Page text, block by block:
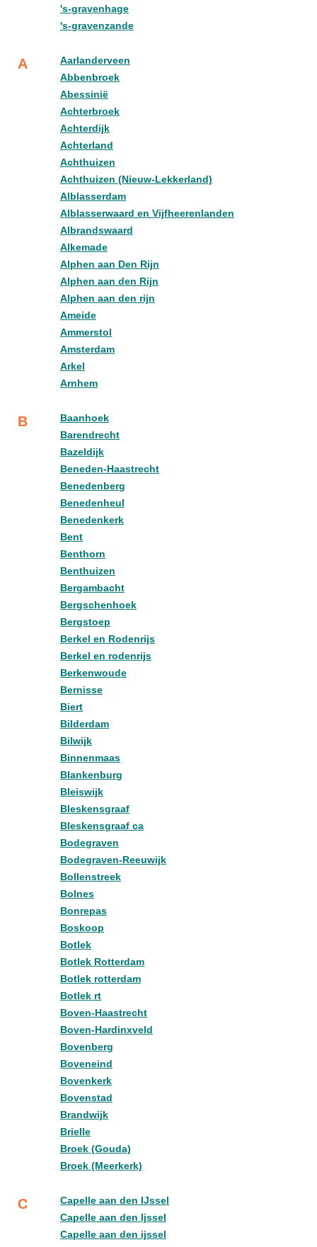
's-gravenhage
's-gravenzande
A
Aarlanderveen
Abbenbroek
Abessinië
Achterbroek
Achterdijk
Achterland
Achthuizen
Achthuizen (Nieuw-Lekkerland)
Alblasserdam
Alblasserwaard en Vijfheerenlanden
Albrandswaard
Alkemade
Alphen aan Den Rijn
Alphen aan den Rijn
Alphen aan den rijn
Ameide
Ammerstol
Amsterdam
Arkel
Arnhem
B
Baanhoek
Barendrecht
Bazeldijk
Beneden-Haastrecht
Benedenberg
Benedenheul
Benedenkerk
Bent
Benthorn
Benthuizen
Bergambacht
Bergschenhoek
Bergstoep
Berkel en Rodenrijs
Berkel en rodenrijs
Berkenwoude
Bernisse
Biert
Bilderdam
Bilwijk
Binnenmaas
Blankenburg
Bleiswijk
Bleskensgraaf
Bleskensgraaf ca
Bodegraven
Bodegraven-Reeuwijk
Bollenstreek
Bolnes
Bonrepas
Boskoop
Botlek
Botlek Rotterdam
Botlek rotterdam
Botlek rt
Boven-Haastrecht
Boven-Hardinxveld
Bovenberg
Boveneind
Bovenkerk
Bovenstad
Brandwijk
Brielle
Broek (Gouda)
Broek (Meerkerk)
C
Capelle aan den IJssel
Capelle aan den Ijssel
Capelle aan den ijssel